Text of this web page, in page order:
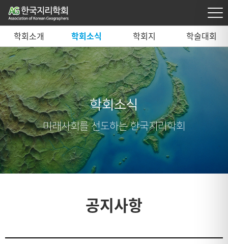
학회소개 학회소식 학회지 학술대회
학회소식
미래사회를 선도하는 한국지리학회
공지사항